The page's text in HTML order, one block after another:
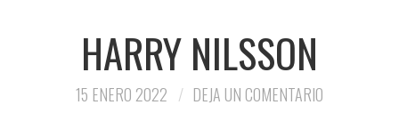
HARRY NILSSON
15 ENERO 2022 DEJA UN COMENTARIO